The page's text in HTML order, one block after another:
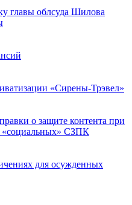
главы облсуда Шилова
«Сирены-Трэвел»
о защите контента при
«социальных» СЗПК
для осужденных